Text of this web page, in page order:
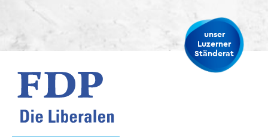
unser
Luzerner
Ständerat